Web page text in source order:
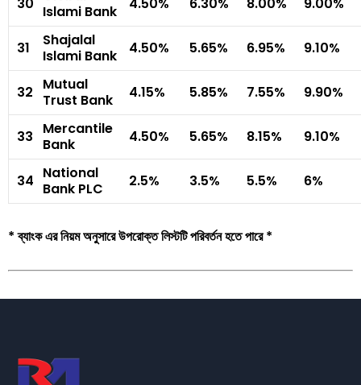
Islami Bank
31
Shajalal
Islami Bank
4.50% 5.65% 6.95% 9.10%
32
Mutual
Trust Bank
4.15% 5.85% 7.55% 9.90%
33
Mercantile
Bank
4.50% 5.65% 8.15% 9.10%
34 National
Bank PLC
2.5% 3.5% 5.5% 6%
* ব্যাংক এর নিয়ম অনুসারে উপরোক্ত লিস্টটি পরিবর্তন হতে পারে *